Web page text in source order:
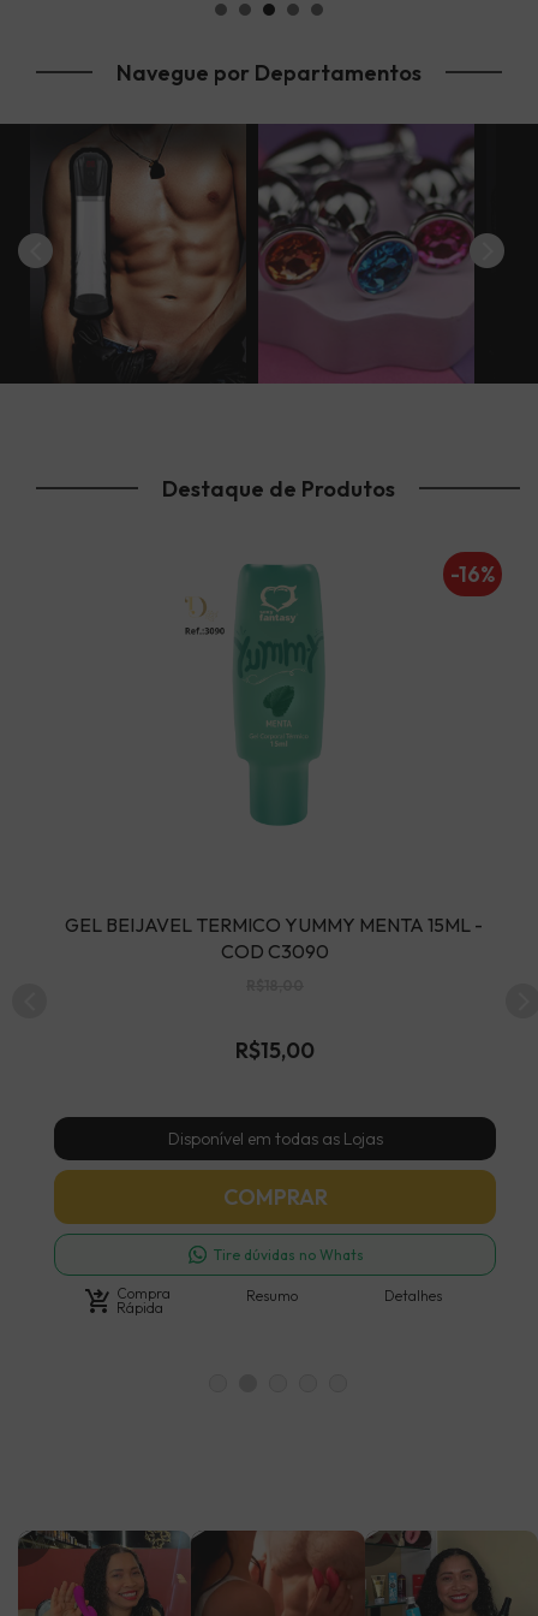
Navegue por Departamentos
EXTENSOR
DIVERSOS
SAÚDE
Destaque de Produtos
-16%
GEL BEIJAVEL TERMICO YUMMY MENTA 15ML -
COD C3090
R$15,00
Disponível em todas as Lojas
COMPRAR
Tire dúvidas no Whats
shopping_cart_checkout Compra
Rápida
Resumo Detalhes
play_arrow play_arrow